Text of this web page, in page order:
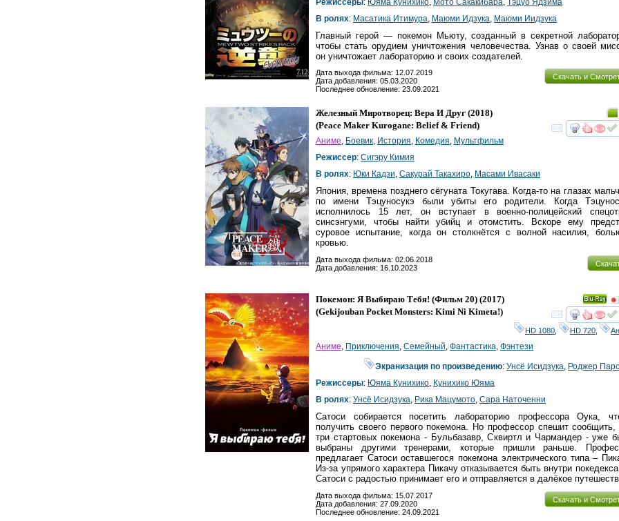
В ролях: Масатика Итимура Маюми Идзука Маюми Иидзука
Главный герой — покемон Мьюту, созданный в секретной
чтобы стать орудием уничтожения человечества. Узнав о своей
он уничтожает лабораторию и своих создателей.
Скачать и
Дата выхода фильма: 12.07.2019
Дата добавления: 05.03.2020
Последнее обновление: 23.09.2021
Железный Миротворец: Вера И Друг (2018)
(Peace Maker Kurogane: Belief & Friend)
Аниме, Боевик, История, Комедия, Мультфильм
Режиссер: Сигэру Кимия
В ролях: Юки Кадзи, Сакурай Такахиро, Масами Ивасаки
Япония, времена позднего сёгуната Токугава. Когда-то на глазах
по имени Тэцуносукэ были убиты его родители. Когда
исполнилось 15 лет, он вступает в военно-полицейский
синсэнгуми, чтобы найти убийц и отомстить. Вскоре ему
суровое испытание, когда он столкнётся с волной насилия,
кровью.
Дата выхода фильма: 02.06.2018
Дата добавления: 16.10.2023
Ray
Покемон: Я Выбираю Тебя! (Фильм 20) (2017)
(Gekijouban Pocket Monsters: Kimi Ni Kimeta!)
HD 1080 HD 720
Аниме, Приключения, Семейный, Фантастика, Фэнтези
Экранизация по произведению: Унсё Исидзука, Роджер
Режиссеры: Юяма Кунихико, Кунихико Юяма
В ролях: Унсё Исидзука, Рика Мацумото, Сара Наточенни
Сатоси собирается посетить лабораторию профессора Оука,
получить своего первого покемона. Но профессор спешит сообщить,
три стартовых покемона - Бульбазавр, Сквиртл и Чармандер - уже
выбраны другими тренерами, которые пришли раньше.
предлагает Сатоси оставшегося покемона электрического типа –
Из-за упрямого характера Пикачу отказывается быть внутри
Сатоси с радостью принимает его и отправляется в далёкое
Скачать и
Дата выхода фильма: 15.07.2017
Дата добавления: 27.09.2020
Последнее обновление: 24.09.2021